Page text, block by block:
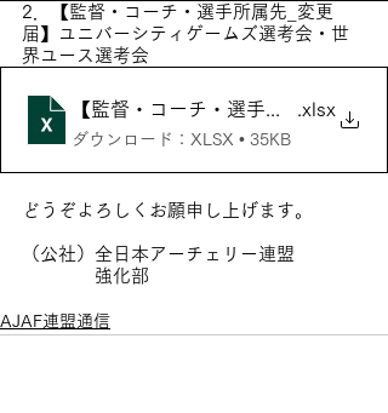
2．【監督・コーチ・選手所属先_変更
届】ユニバーシティゲームズ選考会・世
界ユース選考会
【監督・コーチ・選手所属先_変
.xlsx
ダウンロード：XLSX • 35KB
どうぞよろしくお願申し上げます。
（公社）全日本アーチェリー連盟
強化部
AJAF連盟通信